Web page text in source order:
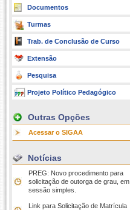
Documentos
Turmas
Trab. de Conclusão de Curso
Extensão
Pesquisa
Projeto Político Pedagógico
Outras Opções
Acessar o SIGAA
Notícias
PREG: Novo procedimento para
solicitação de outorga de grau, em
sessão simples.
Link para Solicitação de Matrícula